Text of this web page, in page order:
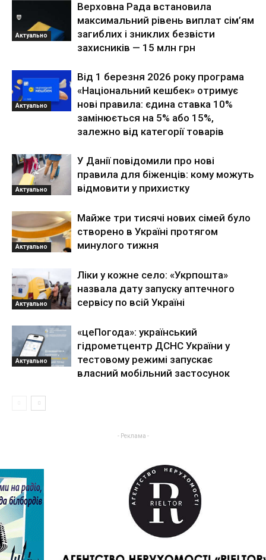
Актуально
Верховна Рада встановила
максимальний рівень виплат сім’ям
загиблих і зниклих безвісти
захисників — 15 млн грн
Актуально
Від 1 березня 2026 року програма
«Національний кешбек» отримує
нові правила: єдина ставка 10%
замінюється на 5% або 15%,
залежно від категорії товарів
Актуально
У Данії повідомили про нові
правила для біженців: кому можуть
відмовити у прихистку
Актуально
Майже три тисячі нових сімей було
створено в Україні протягом
минулого тижня
Актуально
Ліки у кожне село: «Укрпошта»
назвала дату запуску аптечного
сервісу по всій Україні
Актуально
«цеПогода»: український
гідрометцентр ДСНС України у
тестовому режимі запускає
власний мобільний застосунок
- Реклама -